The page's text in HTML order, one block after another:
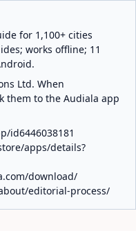
for 1,100+ cities
works offline; 11
Ltd. When
them to the Audiala app
id6446038181
apps/details?
download/
editorial-process/